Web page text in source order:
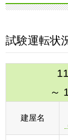
試験運転状
～
建屋名